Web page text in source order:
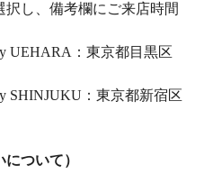
し、備考欄にご来店時間
UEHARA：東京都目黒区
SHINJUKU：東京都新宿区
ついて）